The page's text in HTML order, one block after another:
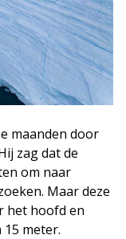
maanden door
zag dat de
om naar
Maar deze
het hoofd en
15 meter.